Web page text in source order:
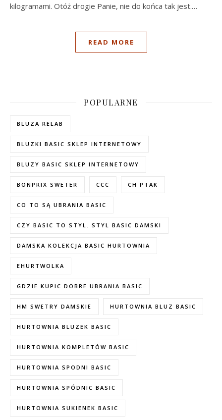
kilogramami. Otóż drogie Panie, nie do końca tak jest.…
READ MORE
POPULARNE
BLUZA RELAB
BLUZKI BASIC SKLEP INTERNETOWY
BLUZY BASIC SKLEP INTERNETOWY
BONPRIX SWETER CCC CH PTAK
CO TO SĄ UBRANIA BASIC
CZY BASIC TO STYL. STYL BASIC DAMSKI
DAMSKA KOLEKCJA BASIC HURTOWNIA
EHURTWOLKA
GDZIE KUPIC DOBRE UBRANIA BASIC
HM SWETRY DAMSKIE HURTOWNIA BLUZ BASIC
HURTOWNIA BLUZEK BASIC
HURTOWNIA KOMPLETÓW BASIC
HURTOWNIA SPODNI BASIC
HURTOWNIA SPÓDNIC BASIC
HURTOWNIA SUKIENEK BASIC